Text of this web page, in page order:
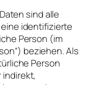
sind alle
identifizierte
Person (im
beziehen. Als
Person